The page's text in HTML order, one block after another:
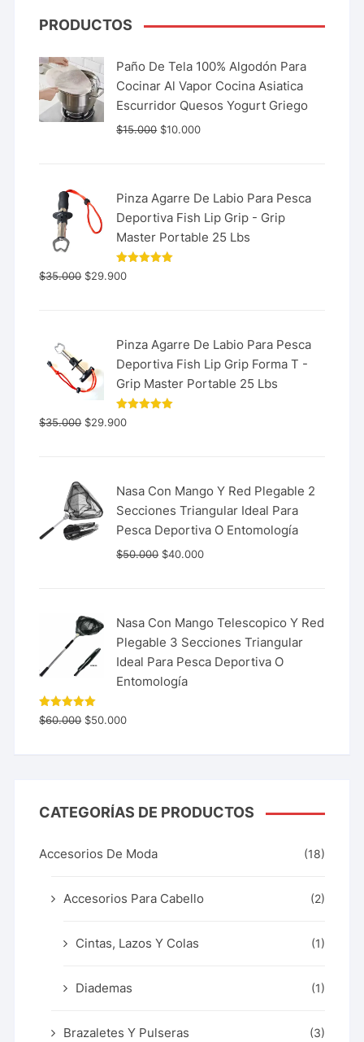
PRODUCTOS
Paño De Tela 100% Algodón Para
Cocinar Al Vapor Cocina Asiatica
Escurridor Quesos Yogurt Griego
$15.000 $10.000
Pinza Agarre De Labio Para Pesca
Deportiva Fish Lip Grip - Grip
Master Portable 25 Lbs
Valorado
con
$35.000 $29.900
Pinza Agarre De Labio Para Pesca
Deportiva Fish Lip Grip Forma T -
Grip Master Portable 25 Lbs
Valorado
con
$35.000 $29.900
Nasa Con Mango Y Red Plegable 2
Secciones Triangular Ideal Para
Pesca Deportiva O Entomología
$50.000 $40.000
Nasa Con Mango Telescopico Y Red
Plegable 3 Secciones Triangular
Ideal Para Pesca Deportiva O
Entomología
Valorado
con 5.00
$60.000 $50.000
CATEGORÍAS DE PRODUCTOS
Accesorios De Moda (18)
Accesorios Para Cabello (2)
Cintas, Lazos Y Colas (1)
Diademas (1)
Brazaletes Y Pulseras (3)